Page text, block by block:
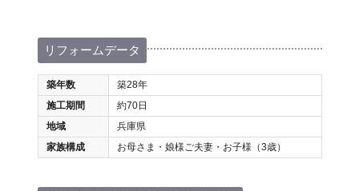
リフォームデータ
築年数
築28年
施工期間
約70日
地域
兵庫県
家族構成
お母さま・娘様ご夫妻・お子様（3歳）